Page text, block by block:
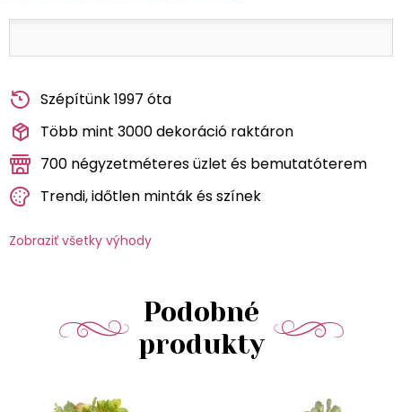
Szépítünk 1997 óta
Több mint 3000 dekoráció raktáron
700 négyzetméteres üzlet és bemutatóterem
Trendi, időtlen minták és színek
Zobraziť všetky výhody
Podobné
produkty